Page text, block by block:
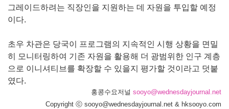
그레이드하려는 직장인을 지원하는 데 자원을 투입할 예정
이다.
초우 차관은 당국이 프로그램의 지속적인 시행 상황을 면밀
히 모니터링하여 기존 자원을 활용해 더 광범위한 인구 계층
으로 이니셔티브를 확장할 수 있을지 평가할 것이라고 덧붙
였다.
홍콩수요저널 sooyo@wednesdayjournal.net
Copyright ⓒ sooyo@wednesdayjournal.net & hksooyo.com